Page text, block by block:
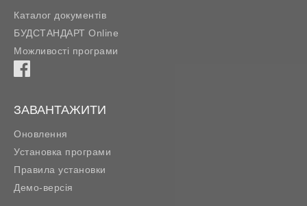
Каталог документів
БУДСТАНДАРТ Online
Можливості програми
ЗАВАНТАЖИТИ
Оновлення
Установка програми
Правила установки
Демо-версія